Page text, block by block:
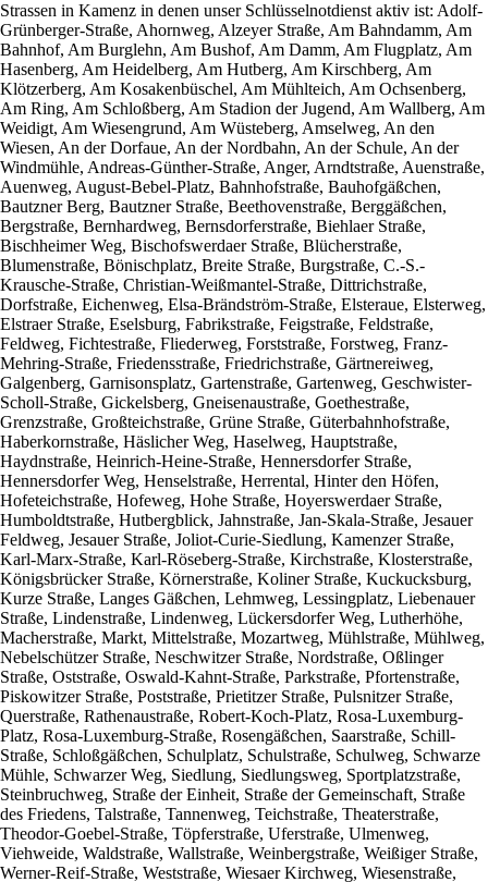
Strassen in Kamenz in denen unser Schlüsselnotdienst aktiv ist: Adolf-
Grünberger-Straße, Ahornweg, Alzeyer Straße, Am Bahndamm, Am
Bahnhof, Am Burglehn, Am Bushof, Am Damm, Am Flugplatz, Am
Hasenberg, Am Heidelberg, Am Hutberg, Am Kirschberg, Am
Klötzerberg, Am Kosakenbüschel, Am Mühlteich, Am Ochsenberg,
Am Ring, Am Schloßberg, Am Stadion der Jugend, Am Wallberg, Am
Weidigt, Am Wiesengrund, Am Wüsteberg, Amselweg, An den
Wiesen, An der Dorfaue, An der Nordbahn, An der Schule, An der
Windmühle, Andreas-Günther-Straße, Anger, Arndtstraße, Auenstraße,
Auenweg, August-Bebel-Platz, Bahnhofstraße, Bauhofgäßchen,
Bautzner Berg, Bautzner Straße, Beethovenstraße, Berggäßchen,
Bergstraße, Bernhardweg, Bernsdorferstraße, Biehlaer Straße,
Bischheimer Weg, Bischofswerdaer Straße, Blücherstraße,
Blumenstraße, Bönischplatz, Breite Straße, Burgstraße, C.-S.-
Krausche-Straße, Christian-Weißmantel-Straße, Dittrichstraße,
Dorfstraße, Eichenweg, Elsa-Brändström-Straße, Elsteraue, Elsterweg,
Elstraer Straße, Eselsburg, Fabrikstraße, Feigstraße, Feldstraße,
Feldweg, Fichtestraße, Fliederweg, Forststraße, Forstweg, Franz-
Mehring-Straße, Friedensstraße, Friedrichstraße, Gärtnereiweg,
Galgenberg, Garnisonsplatz, Gartenstraße, Gartenweg, Geschwister-
Scholl-Straße, Gickelsberg, Gneisenaustraße, Goethestraße,
Grenzstraße, Großteichstraße, Grüne Straße, Güterbahnhofstraße,
Haberkornstraße, Häslicher Weg, Haselweg, Hauptstraße,
Haydnstraße, Heinrich-Heine-Straße, Hennersdorfer Straße,
Hennersdorfer Weg, Henselstraße, Herrental, Hinter den Höfen,
Hofeteichstraße, Hofeweg, Hohe Straße, Hoyerswerdaer Straße,
Humboldtstraße, Hutbergblick, Jahnstraße, Jan-Skala-Straße, Jesauer
Feldweg, Jesauer Straße, Joliot-Curie-Siedlung, Kamenzer Straße,
Karl-Marx-Straße, Karl-Röseberg-Straße, Kirchstraße, Klosterstraße,
Königsbrücker Straße, Körnerstraße, Koliner Straße, Kuckucksburg,
Kurze Straße, Langes Gäßchen, Lehmweg, Lessingplatz, Liebenauer
Straße, Lindenstraße, Lindenweg, Lückersdorfer Weg, Lutherhöhe,
Macherstraße, Markt, Mittelstraße, Mozartweg, Mühlstraße, Mühlweg,
Nebelschützer Straße, Neschwitzer Straße, Nordstraße, Oßlinger
Straße, Oststraße, Oswald-Kahnt-Straße, Parkstraße, Pfortenstraße,
Piskowitzer Straße, Poststraße, Prietitzer Straße, Pulsnitzer Straße,
Querstraße, Rathenaustraße, Robert-Koch-Platz, Rosa-Luxemburg-
Platz, Rosa-Luxemburg-Straße, Rosengäßchen, Saarstraße, Schill-
Straße, Schloßgäßchen, Schulplatz, Schulstraße, Schulweg, Schwarze
Mühle, Schwarzer Weg, Siedlung, Siedlungsweg, Sportplatzstraße,
Steinbruchweg, Straße der Einheit, Straße der Gemeinschaft, Straße
des Friedens, Talstraße, Tannenweg, Teichstraße, Theaterstraße,
Theodor-Goebel-Straße, Töpferstraße, Uferstraße, Ulmenweg,
Viehweide, Waldstraße, Wallstraße, Weinbergstraße, Weißiger Straße,
Werner-Reif-Straße, Weststraße, Wiesaer Kirchweg, Wiesenstraße,